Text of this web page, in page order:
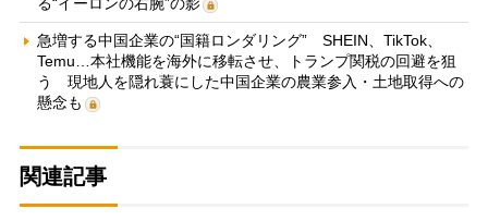
急増する中国企業の“国籍ロンダリング” SHEIN、TikTok、
Temu…本社機能を海外に移転させ、トランプ関税の回避を狙
う 現地人を隠れ蓑にした中国企業の農業参入・土地取得への
懸念も
関連記事